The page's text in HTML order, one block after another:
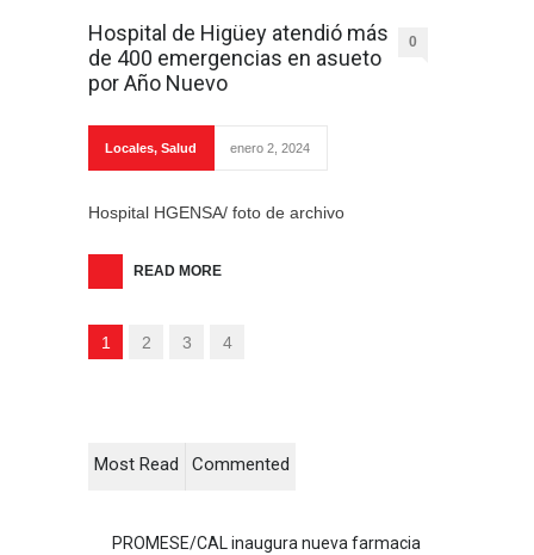
Hospital de Higüey atendió más
de 400 emergencias en asueto
por Año Nuevo
0
Locales, Salud enero 2, 2024
Hospital HGENSA/ foto de archivo
READ MORE
1 2 3 4
Most Read Commented
PROMESE/CAL inaugura nueva farmacia